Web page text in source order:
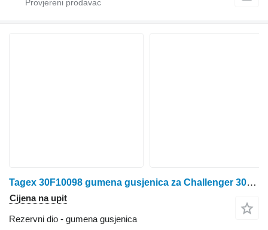
Tagex 30F10098 gumena gusjenica za Challenger 30F10098, 554112D1, 563766D1, 581864D1, 581867D1, 616560, 636-3063, 656-3059, E30AS02999, F30AS03001 für Challenger MT845E, MT855E, MT865E, MT875E, MT835C, MT845C, MT855C, MT865C, MT875C, Fendt Vario MT 1149, 1151, 1154, 1156, 1159, 1162, 1165, 1167 traktora gusjeničara
Cijena na upit
Rezervni dio - gumena gusjenica